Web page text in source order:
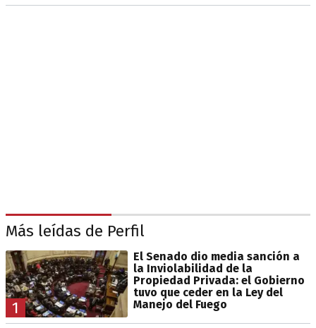
Más leídas de Perfil
1
El Senado dio media sanción a
la Inviolabilidad de la
Propiedad Privada: el Gobierno
tuvo que ceder en la Ley del
Manejo del Fuego